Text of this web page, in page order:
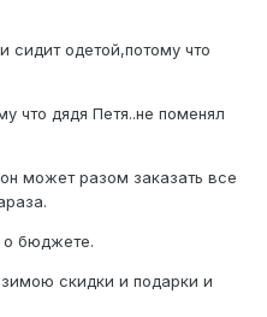
сидит одетой,потому что
что дядя Петя..не поменял
может разом заказать все
о бюджете.
скидки и подарки и